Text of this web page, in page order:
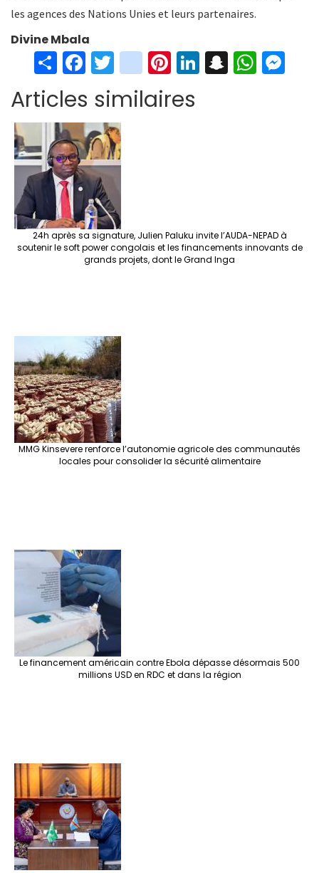
les agences des Nations Unies et leurs partenaires.
Divine Mbala
S
h
ar
e
Fa
ce
b
o
o
k
T
wi
tt
er
in
st
ag
Pi
er
Li S W
Articles similaires
24h après sa signature, Julien Paluku invite l’AUDA-NEPAD à
soutenir le soft power congolais et les financements innovants de
grands projets, dont le Grand Inga
MMG Kinsevere renforce l’autonomie agricole des communautés
locales pour consolider la sécurité alimentaire
Le financement américain contre Ebola dépasse désormais 500
millions USD en RDC et dans la région